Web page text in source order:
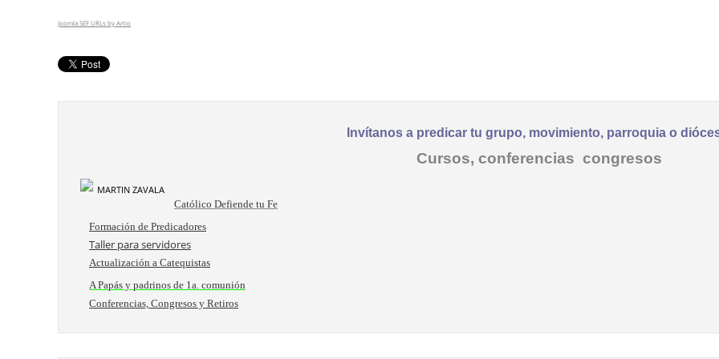
Joomla SEF URLs by Artio
Invítanos a predicar tu grupo, movimiento, parroquia o
Cursos, conferencias congresos
Católico Defiende tu Fe
Formación de Predicadores
Taller para servidores
Actualización a Catequistas
A Papás y padrinos de 1a. comunión
Conferencias, Congresos y Retiros